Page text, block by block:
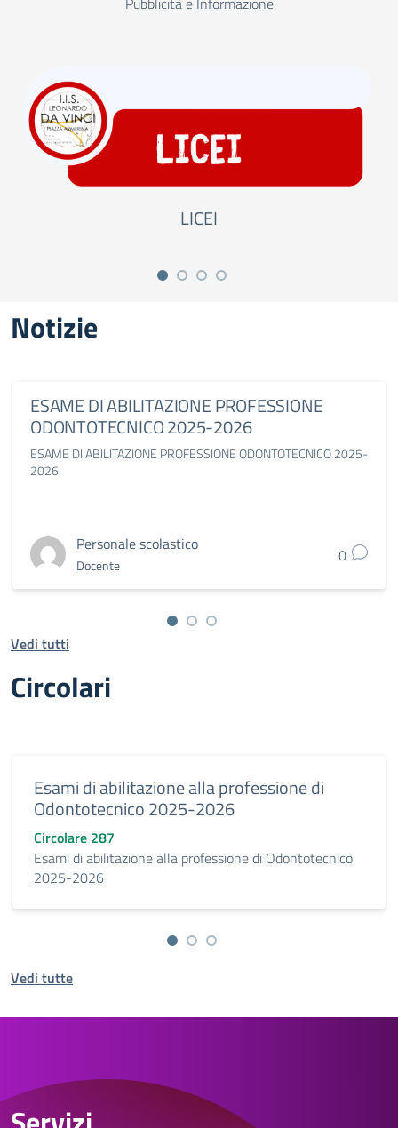
LICEI
Notizie
ESAME DI ABILITAZIONE PROFESSIONE
ODONTOTECNICO 2025-2026
ESAME DI ABILITAZIONE PROFESSIONE ODONTOTECNICO 2025-
2026
Personale scolastico
Docente 0
Vedi tutti
Circolari
Esami di abilitazione alla professione di
Odontotecnico 2025-2026
Circolare 287
Esami di abilitazione alla professione di Odontotecnico
2025-2026
Vedi tutte